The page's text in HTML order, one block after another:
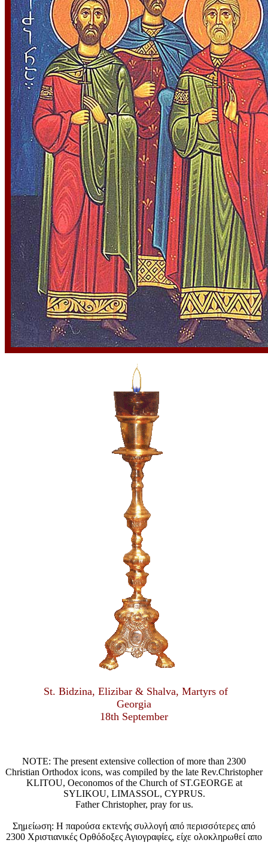
St. Bidzina, Elizibar & Shalva, Martyrs of
Georgia
18th September
NOTE: The present extensive collection of more than 2300
Christian Orthodox icons, was compiled by the late Rev.Christopher
KLITOU, Oeconomos of the Church of ST.GEORGE at
SYLIKOU, LIMASSOL, CYPRUS.
Father Christopher, pray for us.
Σημείωση: Η παρούσα εκτενής συλλογή από περισσότερες από
2300 Χριστιανικές Ορθόδοξες Αγιογραφίες, είχε ολοκληρωθεί απο